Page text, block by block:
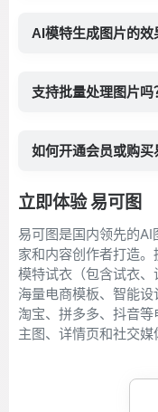
AI模特生成图片的效
支持批量处理图片吗
如何开通会员或购买
立即体验 易可图
易可图是国内领先的
家和内容创作者打造
模特试衣（包含试衣、
海量电商模板、智能
淘宝、拼多多、抖音
主图、详情页和社交媒